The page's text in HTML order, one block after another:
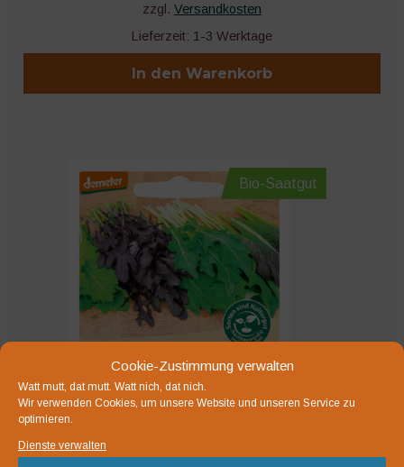
Cookie-Zustimmung verwalten
Watt mutt, dat mutt. Watt nich, dat nich.
Wir verwenden Cookies, um unsere Website und unseren Service zu
optimieren.
Dienste verwalten
zzgl. Versandkosten
Lieferzeit: 1-3 Werktage
In den Warenkorb
Bio-Saatgut